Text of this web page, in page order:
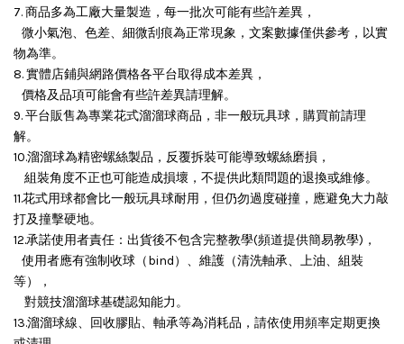
7. 商品多為工廠大量製造，每一批次可能有些許差異，
微小氣泡、色差、細微刮痕為正常現象，文案數據僅供參考，以實
物為準。
8. 實體店鋪與網路價格各平台取得成本差異，
價格及品項可能會有些許差異請理解。
9. 平台販售為專業花式溜溜球商品，非一般玩具球，購買前請理
解。
10.溜溜球為精密螺絲製品，反覆拆裝可能導致螺絲磨損，
組裝角度不正也可能造成損壞， 不提供此類問題的退換或維修。
11.花式用球都會比一般玩具球耐用，但仍勿過度碰撞，應避免大力敲
打及撞擊硬地。
12.承諾使用者責任：出貨後不包含完整教學(頻道提供簡易教學)，
使用者應有強制收球（bind）、維護（清洗軸承、上油、組裝
等），
對競技溜溜球基礎認知能力。
13.溜溜球線、回收膠貼、軸承等為消耗品，請依使用頻率定期更換